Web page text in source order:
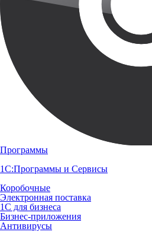
Программы
1С:Программы и Сервисы
Коробочные
Электронная поставка
1С для бизнеса
Бизнес-приложения
Антивирусы